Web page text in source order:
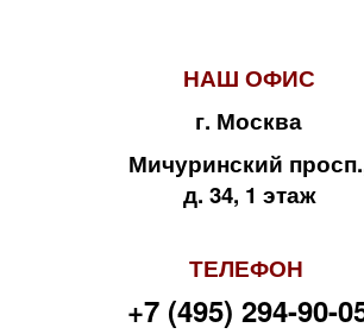
НАШ ОФИС
г. Москва
Мичуринский
д. 34, 1 этаж
ТЕЛЕФОН
+7 (495) 294-90-